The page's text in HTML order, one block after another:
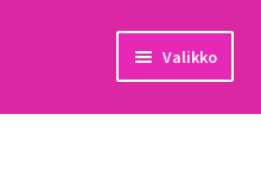
Valikko